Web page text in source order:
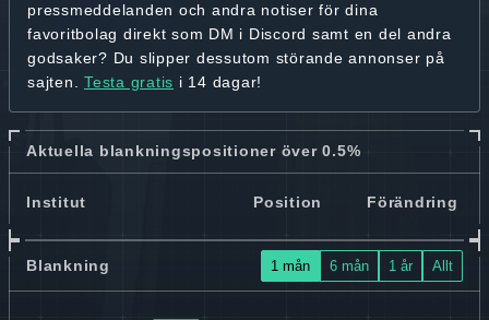
pressmeddelanden och andra notiser för dina
favoritbolag direkt som DM i Discord samt en del andra
godsaker? Du slipper dessutom störande annonser på
sajten. Testa gratis i 14 dagar!
Aktuella blankningspositioner över 0.5%
Institut Position Förändring
Blankning 1 mån 6 mån 1 år Allt